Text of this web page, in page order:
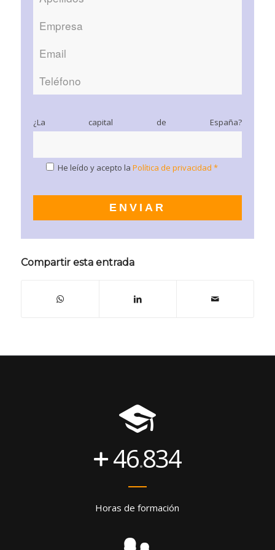
¿La capital de España?
He leído y acepto la Política de privacidad *
Compartir esta entrada
46.834
Horas de formación